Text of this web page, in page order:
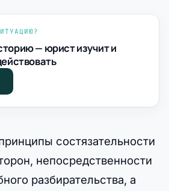
— юрист изучит и
состязательности
непосредственности
разбирательства, а